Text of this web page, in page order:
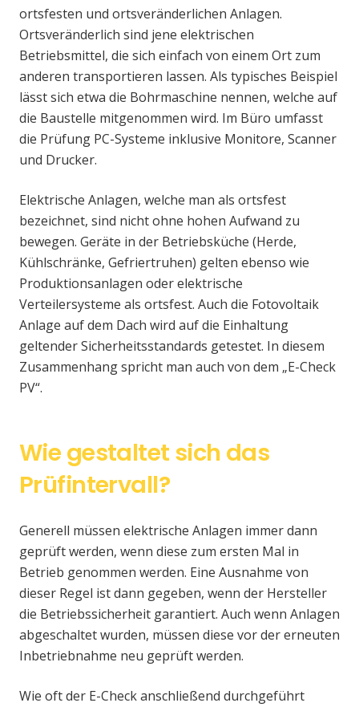
ortsfesten und ortsveränderlichen Anlagen.
Ortsveränderlich sind jene elektrischen
Betriebsmittel, die sich einfach von einem Ort zum
anderen transportieren lassen. Als typisches Beispiel
lässt sich etwa die Bohrmaschine nennen, welche auf
die Baustelle mitgenommen wird. Im Büro umfasst
die Prüfung PC-Systeme inklusive Monitore, Scanner
und Drucker.
Elektrische Anlagen, welche man als ortsfest
bezeichnet, sind nicht ohne hohen Aufwand zu
bewegen. Geräte in der Betriebsküche (Herde,
Kühlschränke, Gefriertruhen) gelten ebenso wie
Produktionsanlagen oder elektrische
Verteilersysteme als ortsfest. Auch die Fotovoltaik
Anlage auf dem Dach wird auf die Einhaltung
geltender Sicherheitsstandards getestet. In diesem
Zusammenhang spricht man auch von dem „E-Check
PV“.
Wie gestaltet sich das
Prüfintervall?
Generell müssen elektrische Anlagen immer dann
geprüft werden, wenn diese zum ersten Mal in
Betrieb genommen werden. Eine Ausnahme von
dieser Regel ist dann gegeben, wenn der Hersteller
die Betriebssicherheit garantiert. Auch wenn Anlagen
abgeschaltet wurden, müssen diese vor der erneuten
Inbetriebnahme neu geprüft werden.
Wie oft der E-Check anschließend durchgeführt